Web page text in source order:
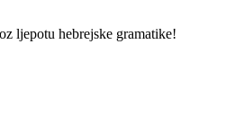
ljepotu hebrejske gramatike!